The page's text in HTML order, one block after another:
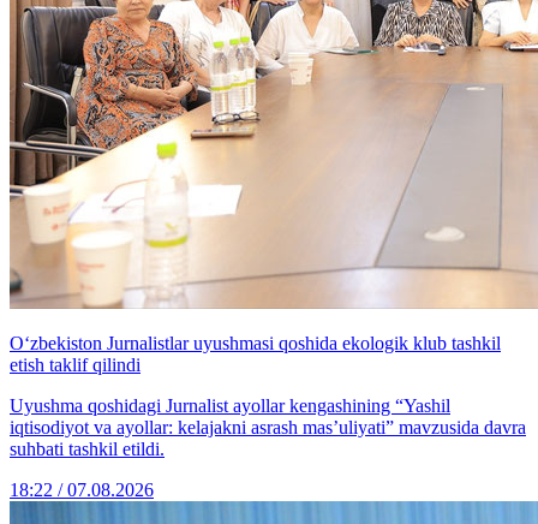
O‘zbekiston Jurnalistlar uyushmasi qoshida ekologik klub tashkil
etish taklif qilindi
Uyushma qoshidagi Jurnalist ayollar kengashining “Yashil
iqtisodiyot va ayollar: kelajakni asrash mas’uliyati” mavzusida davra
suhbati tashkil etildi.
18:22 / 07.08.2026